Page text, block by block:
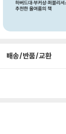
배송/반품/교환